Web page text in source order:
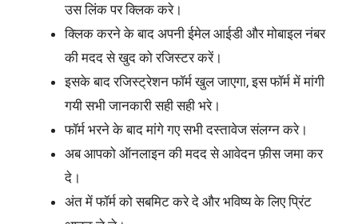
उस लिंक पर क्लिक करे।
क्लिक करने के बाद अपनी ईमेल आईडी और मोबाइल नंबर
की मदद से खुद को रजिस्टर करें।
इसके बाद रजिस्ट्रेशन फॉर्म खुल जाएगा, इस फॉर्म में मांगी
गयी सभी जानकारी सही सही भरे।
फॉर्म भरने के बाद मांगे गए सभी दस्तावेज संलग्न करे।
अब आपको ऑनलाइन की मदद से आवेदन फ़ीस जमा कर
दे।
अंत में फॉर्म को सबमिट करे दे और भविष्य के लिए प्रिंट